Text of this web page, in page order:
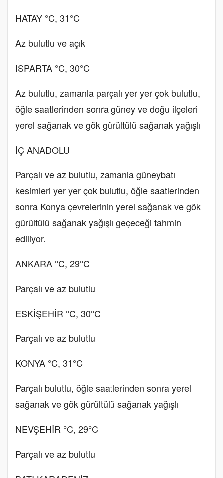
HATAY °C, 31°C
Az bulutlu ve açık
ISPARTA °C, 30°C
Az bulutlu, zamanla parçalı yer yer çok bulutlu,
öğle saatlerinden sonra güney ve doğu ilçeleri
yerel sağanak ve gök gürültülü sağanak yağışlı
İÇ ANADOLU
Parçalı ve az bulutlu, zamanla güneybatı
kesimleri yer yer çok bulutlu, öğle saatlerinden
sonra Konya çevrelerinin yerel sağanak ve gök
gürültülü sağanak yağışlı geçeceği tahmin
ediliyor.
ANKARA °C, 29°C
Parçalı ve az bulutlu
ESKİŞEHİR °C, 30°C
Parçalı ve az bulutlu
KONYA °C, 31°C
Parçalı bulutlu, öğle saatlerinden sonra yerel
sağanak ve gök gürültülü sağanak yağışlı
NEVŞEHİR °C, 29°C
Parçalı ve az bulutlu